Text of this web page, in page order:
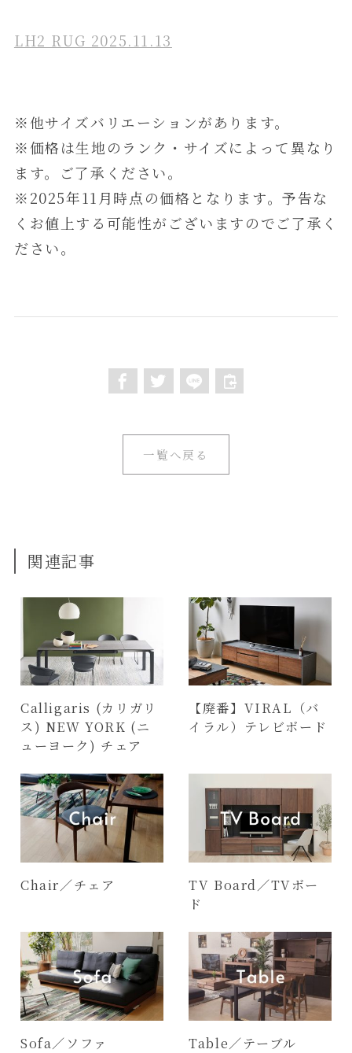
LH2 RUG 2025.11.13
※他サイズバリエーションがあります。
※価格は生地のランク・サイズによって異なり
ます。ご了承ください。
※2025年11月時点の価格となります。予告な
くお値上する可能性がございますのでご了承く
ださい。
一覧へ戻る
関連記事
Calligaris (カリガリ
ス) NEW YORK (ニ
ューヨーク) チェア
【廃番】VIRAL（バ
イラル）テレビボード
Chair／チェア
TV Board／TVボー
ド
Sofa／ソファ Table／テーブル